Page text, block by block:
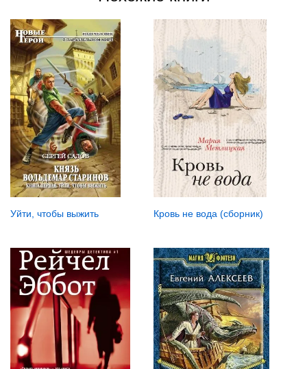
Уйти, чтобы выжить Кровь не вода (сборник)